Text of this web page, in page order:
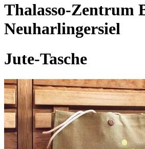
Thalasso-Zentrum
Neuharlingersiel
Jute-Tasche